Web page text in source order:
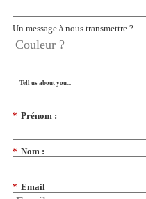
Un message à nous transmettre ?
Tell us about you...
* Prénom :
* Nom :
* Email